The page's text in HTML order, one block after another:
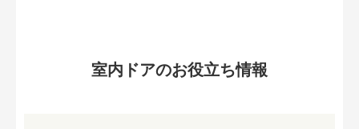
室内ドアのお役立ち情報